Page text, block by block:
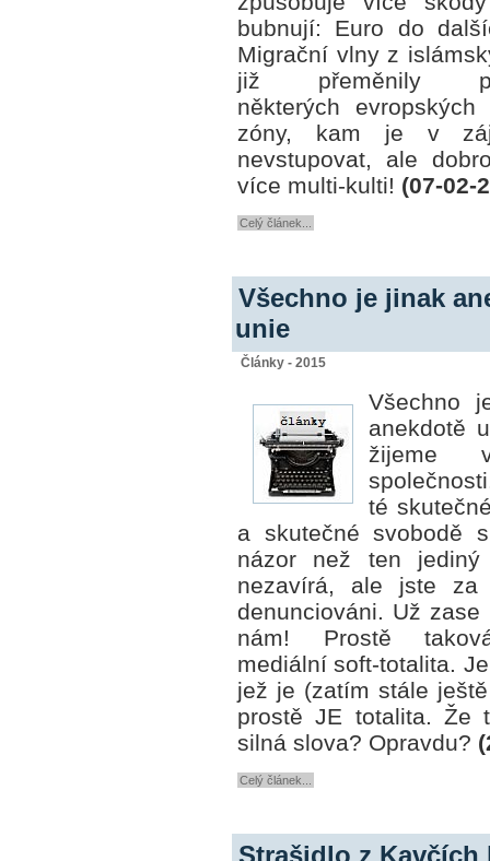
bubnují: Euro do
Migrační vlny z
již přeměnily
některých
zóny, kam je v
nevstupovat, ale
více multi-kulti! (07-02-
Celý článek...
Všechno je jinak
unie
Články - 2015
Všechno
anekdotě
žijeme
té
a skutečné svobodě
názor než ten
nezavírá, ale jste za
denunciováni. Už
nám! Prostě
mediální soft-totalita.
jež je (zatím stále
prostě JE totalita. Že
silná slova? Opravdu?
Celý článek...